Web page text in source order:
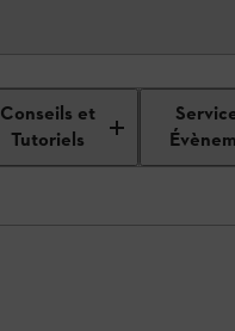
Conseils et
Tutoriels